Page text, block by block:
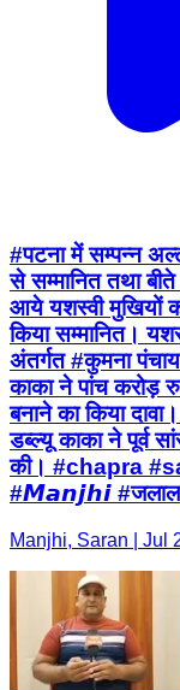
#पटना में सम्पन्न
से सम्मानित तथा बीते
आये यशस्वी मुखियों
किया सम्मानित।
अंतर्गत #कुमना
काका ने पांच करोड़
बनाने का किया
डब्ल्यू काका ने पूर्व
की। #chapra
#𝙈𝙖𝙣𝙟𝙝𝙞
Manjhi, Saran | Jul